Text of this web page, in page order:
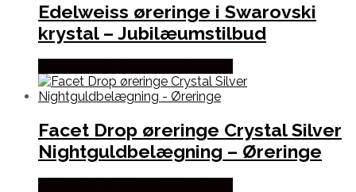
Edelweiss øreringe i Swarovski
krystal – Jubilæumstilbud
Facet Drop øreringe Crystal Silver
Nightguldbelægning – Øreringe